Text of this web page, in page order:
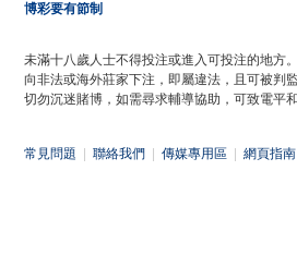
博彩要有節制
未滿十八歲人士不得投注或進入可投注的地方。
向非法或海外莊家下注，即屬違法，且可被判監
切勿沉迷賭博，如需尋求輔導協助，可致電平
常見問題 聯絡我們 傳媒專用區 網頁指南